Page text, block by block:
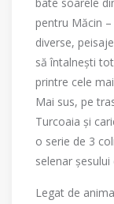
pentru Măcin
diverse,
să întalnești
printre cele
Mai sus, pe
Turcoaia și
o serie de 3
selenar
Legat de